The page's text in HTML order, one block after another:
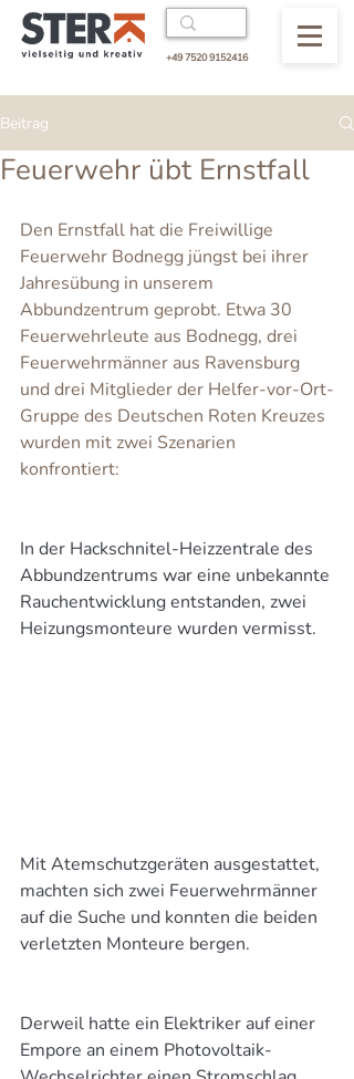
+49 7520 9152416
Beitrag
Feuerwehr übt Ernstfall
Den Ernstfall hat die Freiwillige
Feuerwehr Bodnegg jüngst bei ihrer
Jahresübung in unserem
Abbundzentrum geprobt. Etwa 30
Feuerwehrleute aus Bodnegg, drei
Feuerwehrmänner aus Ravensburg
und drei Mitglieder der Helfer-vor-Ort-
Gruppe des Deutschen Roten Kreuzes
wurden mit zwei Szenarien
konfrontiert:
In der Hackschnitel-Heizzentrale des
Abbundzentrums war eine unbekannte
Rauchentwicklung entstanden, zwei
Heizungsmonteure wurden vermisst.
Mit Atemschutzgeräten ausgestattet,
machten sich zwei Feuerwehrmänner
auf die Suche und konnten die beiden
verletzten Monteure bergen.
Derweil hatte ein Elektriker auf einer
Empore an einem Photovoltaik-